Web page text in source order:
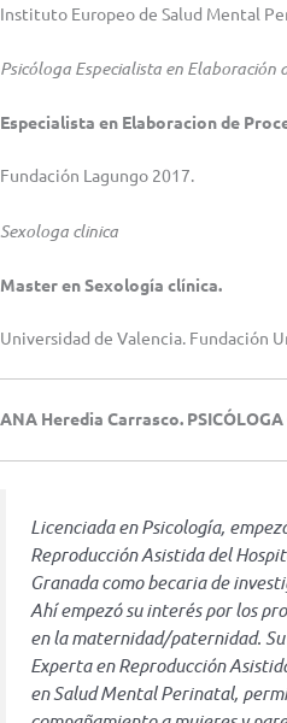
Instituto Europeo de Salud Mental
Psicóloga Especialista en Elaboración
Especialista en Elaboracion de
Fundación Lagungo 2017.
Sexologa clinica
Master en Sexología clínica.
Universidad de Valencia. Fundación
ANA Heredia Carrasco. PSICÓLOGA
Licenciada en Psicología,
Reproducción Asistida del
Granada como becaria de
Ahí empezó su interés por los
en la maternidad/paternidad.
Experta en Reproducción
en Salud Mental Perinatal,